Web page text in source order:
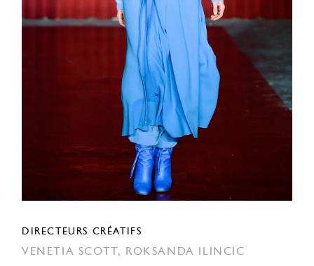
DIRECTEURS CRÉATIFS
VENETIA SCOTT, ROKSANDA ILINCIC